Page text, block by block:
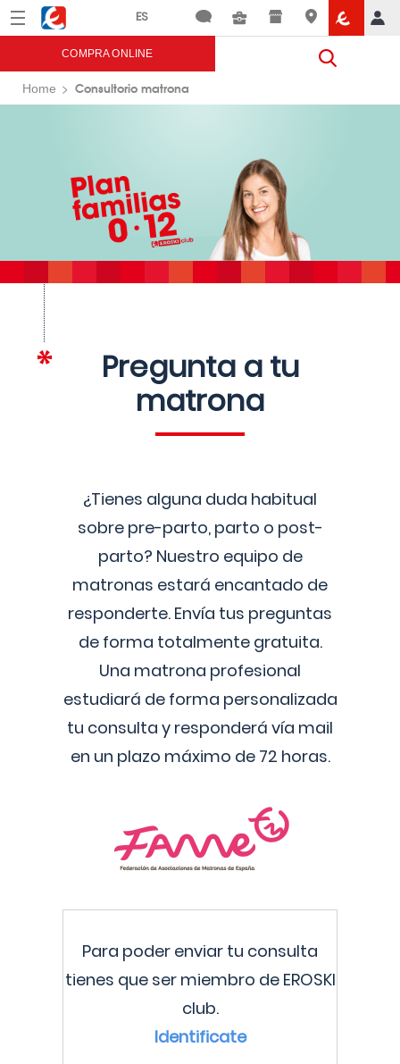
Menú Eroski
COMPRA ONLINE
Home Consultorio matrona
Pregunta a tu
matrona
¿Tienes alguna duda habitual
sobre pre-parto, parto o post-
parto? Nuestro equipo de
matronas estará encantado de
responderte. Envía tus preguntas
de forma totalmente gratuita.
Una matrona profesional
estudiará de forma personalizada
tu consulta y responderá vía mail
en un plazo máximo de 72 horas.
Para poder enviar tu consulta
tienes que ser miembro de EROSKI
club.
Identificate